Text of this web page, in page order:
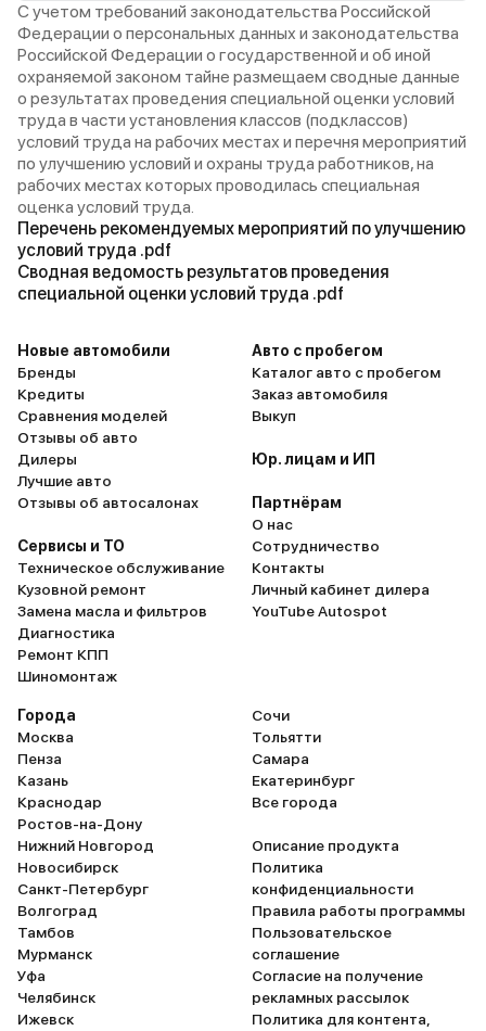
С учетом требований законодательства Российской
Федерации о персональных данных и законодательства
Российской Федерации о государственной и об иной
охраняемой законом тайне размещаем сводные данные
о результатах проведения специальной оценки условий
труда в части установления классов (подклассов)
условий труда на рабочих местах и перечня мероприятий
по улучшению условий и охраны труда работников, на
рабочих местах которых проводилась специальная
оценка условий труда.
Перечень рекомендуемых мероприятий по улучшению
условий труда .pdf
Сводная ведомость результатов проведения
специальной оценки условий труда .pdf
Новые автомобили
Бренды
Кредиты
Сравнения моделей
Отзывы об авто
Дилеры
Лучшие авто
Отзывы об автосалонах
Сервисы и ТО
Техническое обслуживание
Кузовной ремонт
Замена масла и фильтров
Диагностика
Ремонт КПП
Шиномонтаж
Авто с пробегом
Каталог авто с пробегом
Заказ автомобиля
Выкуп
Юр. лицам и ИП
Партнёрам
О нас
Сотрудничество
Контакты
Личный кабинет дилера
YouTube Autospot
Города
Москва
Пенза
Казань
Краснодар
Ростов-на-Дону
Нижний Новгород
Новосибирск
Санкт-Петербург
Волгоград
Тамбов
Мурманск
Уфа
Челябинск
Ижевск
Сочи
Тольятти
Самара
Екатеринбург
Все города
Описание продукта
Политика
конфиденциальности
Правила работы программы
Пользовательское
соглашение
Согласие на получение
рекламных рассылок
Политика для контента,